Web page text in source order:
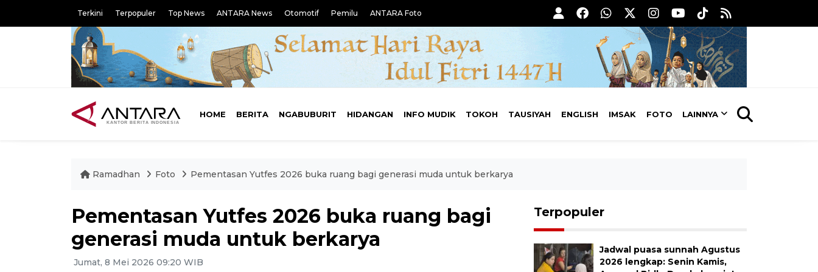
Terkini Terpopuler Top News ANTARA News Otomotif Pemilu ANTARA Foto
HOME BERITA NGABUBURIT HIDANGAN INFO MUDIK TOKOH TAUSIYAH ENGLISH IMSAK FOTO LAINNYA
Ramadhan Foto Pementasan Yutfes 2026 buka ruang bagi generasi muda untuk berkarya
Pementasan Yutfes 2026 buka ruang bagi
generasi muda untuk berkarya
Jumat, 8 Mei 2026 09:20 WIB
Terpopuler
Jadwal puasa sunnah Agustus
2026 lengkap: Senin Kamis,